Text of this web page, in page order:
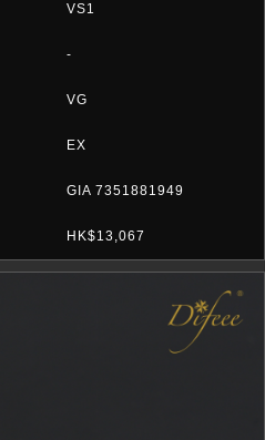
VS1
-
VG
EX
GIA 7351881949
HK$13,067